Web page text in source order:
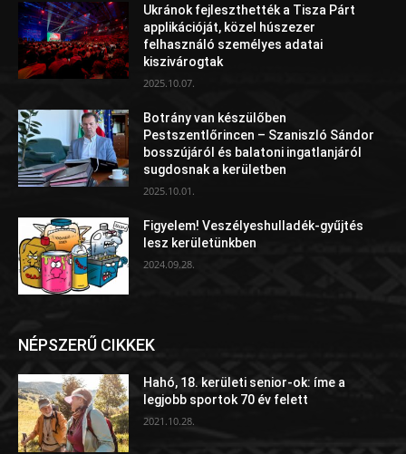
Ukránok fejleszthették a Tisza Párt
applikációját, közel húszezer
felhasználó személyes adatai
kiszivárogtak
2025.10.07.
Botrány van készülőben
Pestszentlőrincen – Szaniszló Sándor
bosszújáról és balatoni ingatlanjáról
sugdosnak a kerületben
2025.10.01.
Figyelem! Veszélyeshulladék-gyűjtés
lesz kerületünkben
2024.09.28.
NÉPSZERŰ CIKKEK
Hahó, 18. kerületi senior-ok: íme a
legjobb sportok 70 év felett
2021.10.28.